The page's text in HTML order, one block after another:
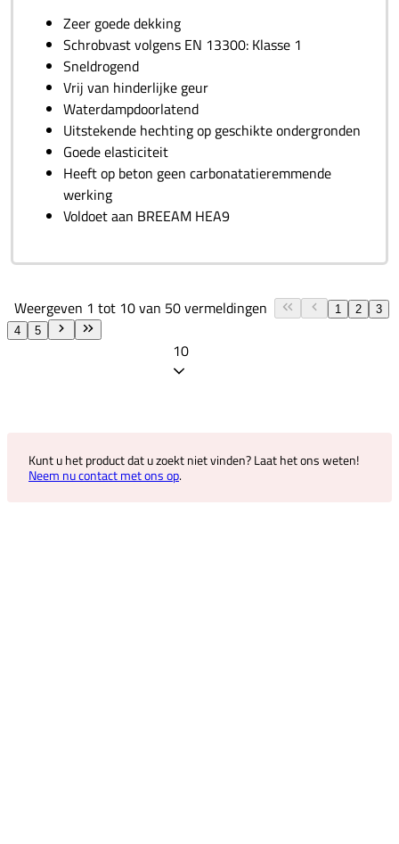
Zeer goede dekking
Schrobvast volgens EN 13300: Klasse 1
Sneldrogend
Vrij van hinderlijke geur
Waterdampdoorlatend
Uitstekende hechting op geschikte ondergronden
Goede elasticiteit
Heeft op beton geen carbonatatieremmende
werking
Voldoet aan BREEAM HEA9
Weergeven 1 tot 10 van 50 vermeldingen 1 2
3
4
5
10
Kunt u het product dat u zoekt niet vinden? Laat het ons weten!
Neem nu contact met ons op.